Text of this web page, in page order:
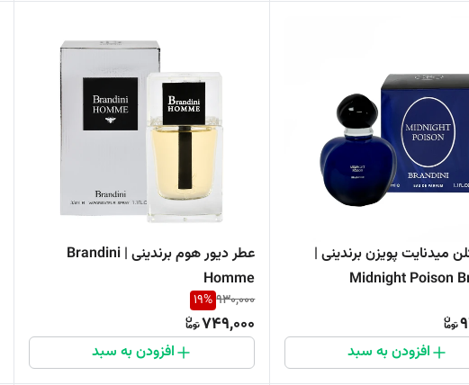
میدنایت پویزن برندینی |
Midnight Poison
افزودن به سبد
عطر دیور هوم برندینی | Brandini
Homme
930,000
19%
749,000
افزودن به سبد